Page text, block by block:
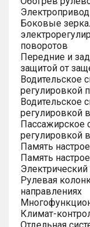
Боковые
поворотов
Передние и
защитой от
Водительское
регулировкой
Водительское
регулировкой
Пассажирское
регулировкой
Память
Память
Рулевая
направлениях
Климат-
Отдельная